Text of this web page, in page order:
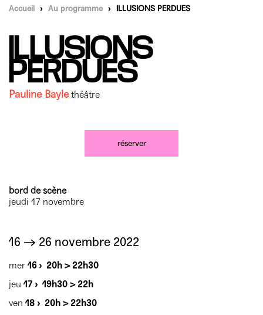
Mécènes
Partenaires
Équipe du TXR & contacts
Espace presse & pro
Accès & horaires
Votre venue au TXR
Nous soutenir
Déposer un projet
Agenda
04 72 07 49 49
Accueil › Au programme › ILLUSIONS PERDUES
ILLUSIONS
PERDUES
Pauline Bayle théâtre
réserver
bord de scène
jeudi 17 novembre
16 → 26 novembre 2022
mer 16 › 20h > 22h30
jeu 17 › 19h30 > 22h
ven 18 › 20h > 22h30